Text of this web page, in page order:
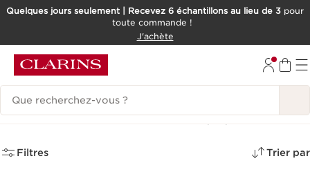
ALLER AU CONTENU
Quelques jours seulement | Recevez 6 échantillons au lieu de 3 pour
toute commande !
J'achète
Historique des recherches
Pour la fête des mères (33)
Filtres Trier par